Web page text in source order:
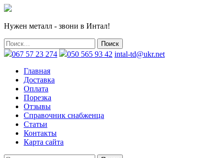
Нужен металл - звони в Интал!
067 57 23 274 050 565 93 42 intal-td@ukr.net
Главная
Доставка
Оплата
Порезка
Отзывы
Справочник снабженца
Статьи
Контакты
Карта сайта